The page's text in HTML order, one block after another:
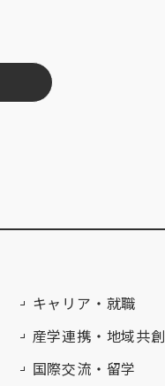
キャリア・就職
産学連携・地域共創
国際交流・留学